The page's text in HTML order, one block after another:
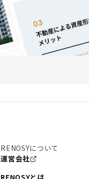
RENOSYについて
運営会社
RENOSYとは